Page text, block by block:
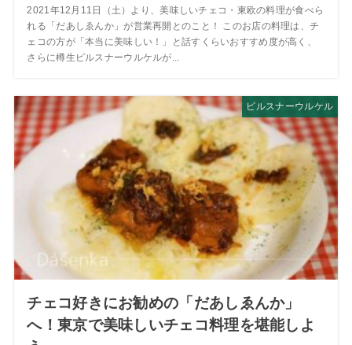
2021年12月11日（土）より、美味しいチェコ・東欧の料理が食べら
れる「だあしゑんか」が営業再開とのこと！ このお店の料理は、チ
ェコの方が「本当に美味しい！」と話すくらいおすすめ度が高く、
さらに樽生ピルスナーウルケルが...
ピルスナーウルケル
チェコ好きにお勧めの「だあしゑんか」
へ！東京で美味しいチェコ料理を堪能しよ